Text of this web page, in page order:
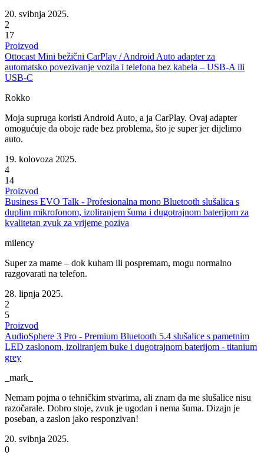
20. svibnja 2025.
2
17
Proizvod
Ottocast Mini bežični CarPlay / Android Auto adapter za
automatsko povezivanje vozila i telefona bez kabela – USB-A ili
USB-C
Rokko
Moja supruga koristi Android Auto, a ja CarPlay. Ovaj adapter
omogućuje da oboje rade bez problema, što je super jer dijelimo
auto.
19. kolovoza 2025.
4
14
Proizvod
Business EVO Talk - Profesionalna mono Bluetooth slušalica s
duplim mikrofonom, izoliranjem šuma i dugotrajnom baterijom za
kvalitetan zvuk za vrijeme poziva
milency
Super za mame – dok kuham ili pospremam, mogu normalno
razgovarati na telefon.
28. lipnja 2025.
2
5
Proizvod
AudioSphere 3 Pro - Premium Bluetooth 5.4 slušalice s pametnim
LED zaslonom, izoliranjem buke i dugotrajnom baterijom - titanium
grey
_mark_
Nemam pojma o tehničkim stvarima, ali znam da me slušalice nisu
razočarale. Dobro stoje, zvuk je ugodan i nema šuma. Dizajn je
poseban, a zaslon jako responzivan!
20. svibnja 2025.
0